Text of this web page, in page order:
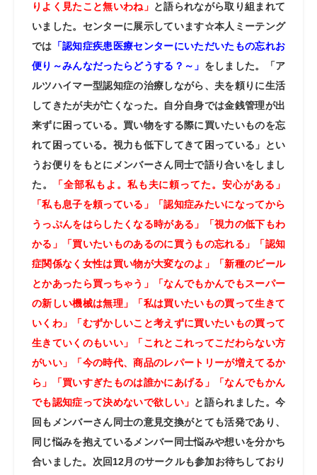
りよく見たこと無いわね」 と語られながら取り組まれて
いました。センターに展示しています☆本人ミーテング
では 「認知症疾患医療センターにいただいたもの忘れお
便り～みんなだったらどうする？～」 をしました。「ア
ルツハイマー型認知症の治療しながら、夫を頼りに生活
してきたが夫が亡くなった。自分自身では金銭管理が出
来ずに困っている。買い物をする際に買いたいものを忘
れて困っている。視力も低下してきて困っている」とい
うお便りをもとにメンバーさん同士で語り合いをしまし
た。
「全部私もよ。私も夫に頼ってた。安心がある」
「私も息子を頼っている」「認知症みたいになってから
うっぷんをはらしたくなる時がある」「視力の低下もわ
かる」「買いたいものあるのに買うもの忘れる」「認知
症関係なく女性は買い物が大変なのよ」「新種のビール
とかあったら買っちゃう」「なんでもかんでもスーパー
の新しい機械は無理」「私は買いたいもの買って生きて
いくわ」「むずかしいこと考えずに買いたいもの買って
生きていくのもいい」「これとこれってこだわらない方
がいい」「今の時代、商品のレパートリーが増えてるか
ら」「買いすぎたものは誰かにあげる」「なんでもかん
でも認知症って決めないで欲しい」 と語られました。今
回もメンバーさん同士の意見交換がとても活発であり、
同じ悩みを抱えているメンバー同士悩みや想いを分かち
合いました。 次回12月のサークルも参加お待ちしており